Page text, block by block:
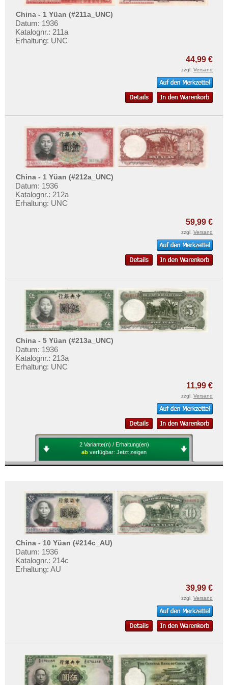
Libanon
Macao
Malaya
Myanmar
Nagorny Karabach
Nepal
Niederländisch Indien
Nordkorea
Oman
Singapur
Sri Lanka
Straits Settlements
Süd-Ossetien
Südkorea
Syrien
Tadschikistan
Usbekistan
Vereinigte Arabische Emirate
Vietnam Süd
Mehr über...
Zahlungsbedingungen
Privatsphäre und Datenschutz
China - 1 Yüan (#211a_UNC)
Datum: 1936
Katalognr.: 211a
Erhaltung: UNC
44,99 €
zzgl. Versand
China - 1 Yüan (#212a_UNC)
Datum: 1936
Katalognr.: 212a
Erhaltung: UNC
59,99 €
zzgl. Versand
China - 5 Yüan (#213a_UNC)
Datum: 1936
Katalognr.: 213a
Erhaltung: UNC
11,99 €
zzgl. Versand
2 Variante(n) / Erhaltung(en)
ab verfügbar: Jetzt zeigen
China - 10 Yüan (#214c_AU)
Datum: 1936
Katalognr.: 214c
Erhaltung: AU
39,99 €
zzgl. Versand